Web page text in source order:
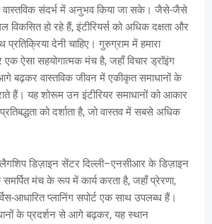
वास्तविक संदर्भ में अनुभव किया जा सके। जैसे-जैसे
विकसित हो रहे हैं, इंटीरियर्स को अधिक दक्षता और
देनी चाहिए। गुरुग्राम में हमारा
ऐसा सहयोगात्मक मंच है, जहाँ विचार ड्रॉइंग
बढ़कर वास्तविक जीवन में एकीकृत समाधानों के
हैं। यह शोरूम उन इंटीरियर समाधानों को आकार
को दर्शाता है, जो वास्तव में सबसे अधिक
डिज़ाइन सेंटर दिल्ली–एनसीआर के डिज़ाइन
मंच के रूप में कार्य करता है, जहाँ प्रेरणा,
आधारित प्लानिंग सपोर्ट एक साथ उपलब्ध हैं।
के प्रदर्शन से आगे बढ़कर, यह स्थान